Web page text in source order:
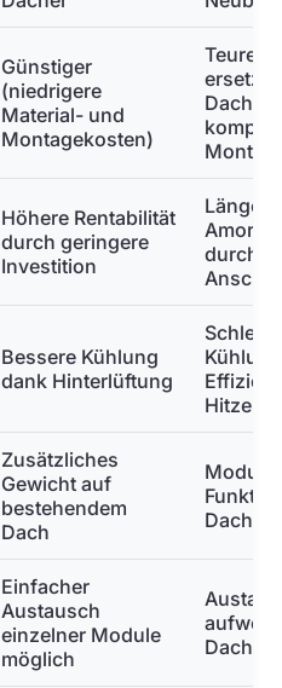
Günstiger
(niedrigere
Material- und
Montagekosten)
Teurer
Höhere Rentabilität
durch geringere
Investition
Längere
durch
Bessere Kühlung
dank Hinterlüftung
Hitze
Zusätzliches
Gewicht auf
bestehendem
Dach
Module
Einfacher
Austausch
einzelner Module
möglich
Dach